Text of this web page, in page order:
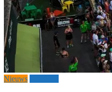
Nieuws